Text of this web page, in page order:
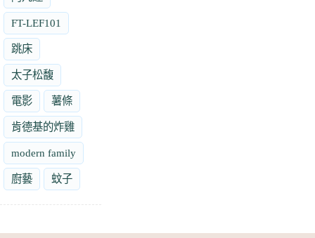
FT-LEF101
跳床
太子松馥
電影 薯條
肯德基的炸雞
modern family
廚藝 蚊子